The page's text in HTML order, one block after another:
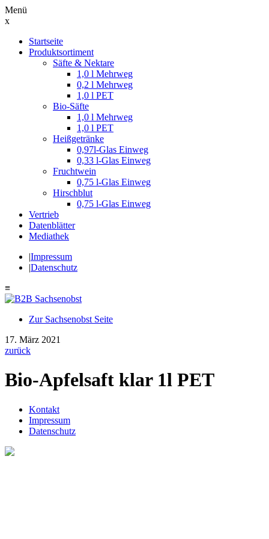
Menü
x
nach:
Startseite
Produktsortiment
Säfte & Nektare
1,0 l Mehrweg
0,2 l Mehrweg
1,0 l PET
Bio-Säfte
1,0 l Mehrweg
1,0 l PET
Heißgetränke
0,97l-Glas Einweg
0,33 l-Glas Einweg
Fruchtwein
0,75 l-Glas Einweg
Hirschblut
0,75 l-Glas Einweg
Vertrieb
Datenblätter
Mediathek
|Impressum
|Datenschutz
≡
Zur Sachsenobst Seite
Suche
nach:
17. März 2021
zurück
Bio-Apfelsaft klar 1l PET
Kontakt
Impressum
Datenschutz